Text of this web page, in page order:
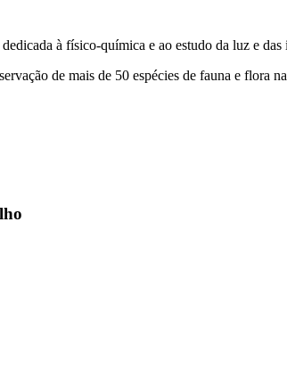
à físico-química e ao estudo da luz e
de mais de 50 espécies de fauna e